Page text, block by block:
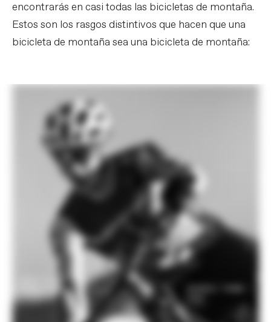
encontrarás en casi todas las bicicletas de montaña.
Estos son los rasgos distintivos que hacen que una
bicicleta de montaña sea una bicicleta de montaña: